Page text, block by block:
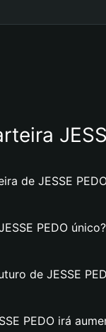
de JESSE
PEDO único?
de JESSE
PEDO irá